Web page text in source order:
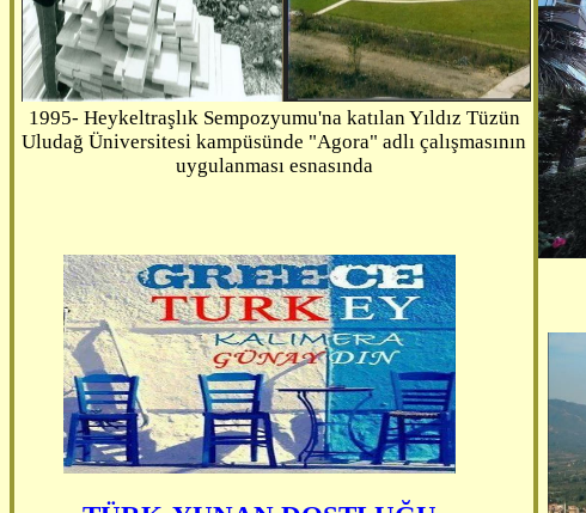
1995- Heykeltraşlık Sempozyumu'na katılan Yıldız Tüzün
Uludağ Üniversitesi kampüsünde "Agora" adlı çalışmasının
uygulanması esnasında